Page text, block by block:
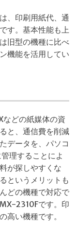
、印刷用紙代、通
す。基本性能も上
旧型の機種に比べ
機能を活用してい
などの紙媒体の資
と、通信費を削減
データを、パソコ
理することによ
が探しやすくな
というメリットも
どの機種で対応で
2310Fです。印
高い機種です。